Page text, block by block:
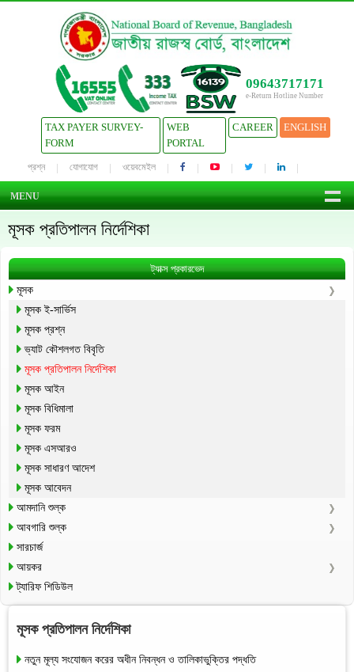
09643717171
e-Return Hotline Number
TAX PAYER SURVEY-
FORM
WEB
PORTAL
CAREER ENGLISH
প্রশ্ন যোগাযোগ ওয়েবমেইল
MENU
মূসক প্রতিপালন নির্দেশিকা
ট্যাক্স প্রকারভেদ
মূসক
মূসক ই-সার্ভিস
মূসক প্রশ্ন
ভ্যাট কৌশলগত বিবৃতি
মূসক প্রতিপালন নির্দেশিকা
মূসক আইন
মূসক বিধিমালা
মূসক ফরম
মূসক এসআরও
মূসক সাধারণ আদেশ
মূসক আবেদন
আমদানি শুল্ক
আবগারি শুল্ক
সারচার্জ
আয়কর
ট্যারিফ শিডিউল
মূসক প্রতিপালন নির্দেশিকা
নতুন মূল্য সংযোজন করের অধীন নিবন্ধন ও তালিকাভুক্তির পদ্ধতি